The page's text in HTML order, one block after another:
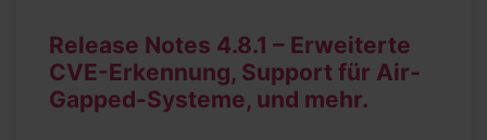
Release Notes 4.8.1 – Erweiterte
CVE-Erkennung, Support für Air-
Gapped-Systeme, und mehr.